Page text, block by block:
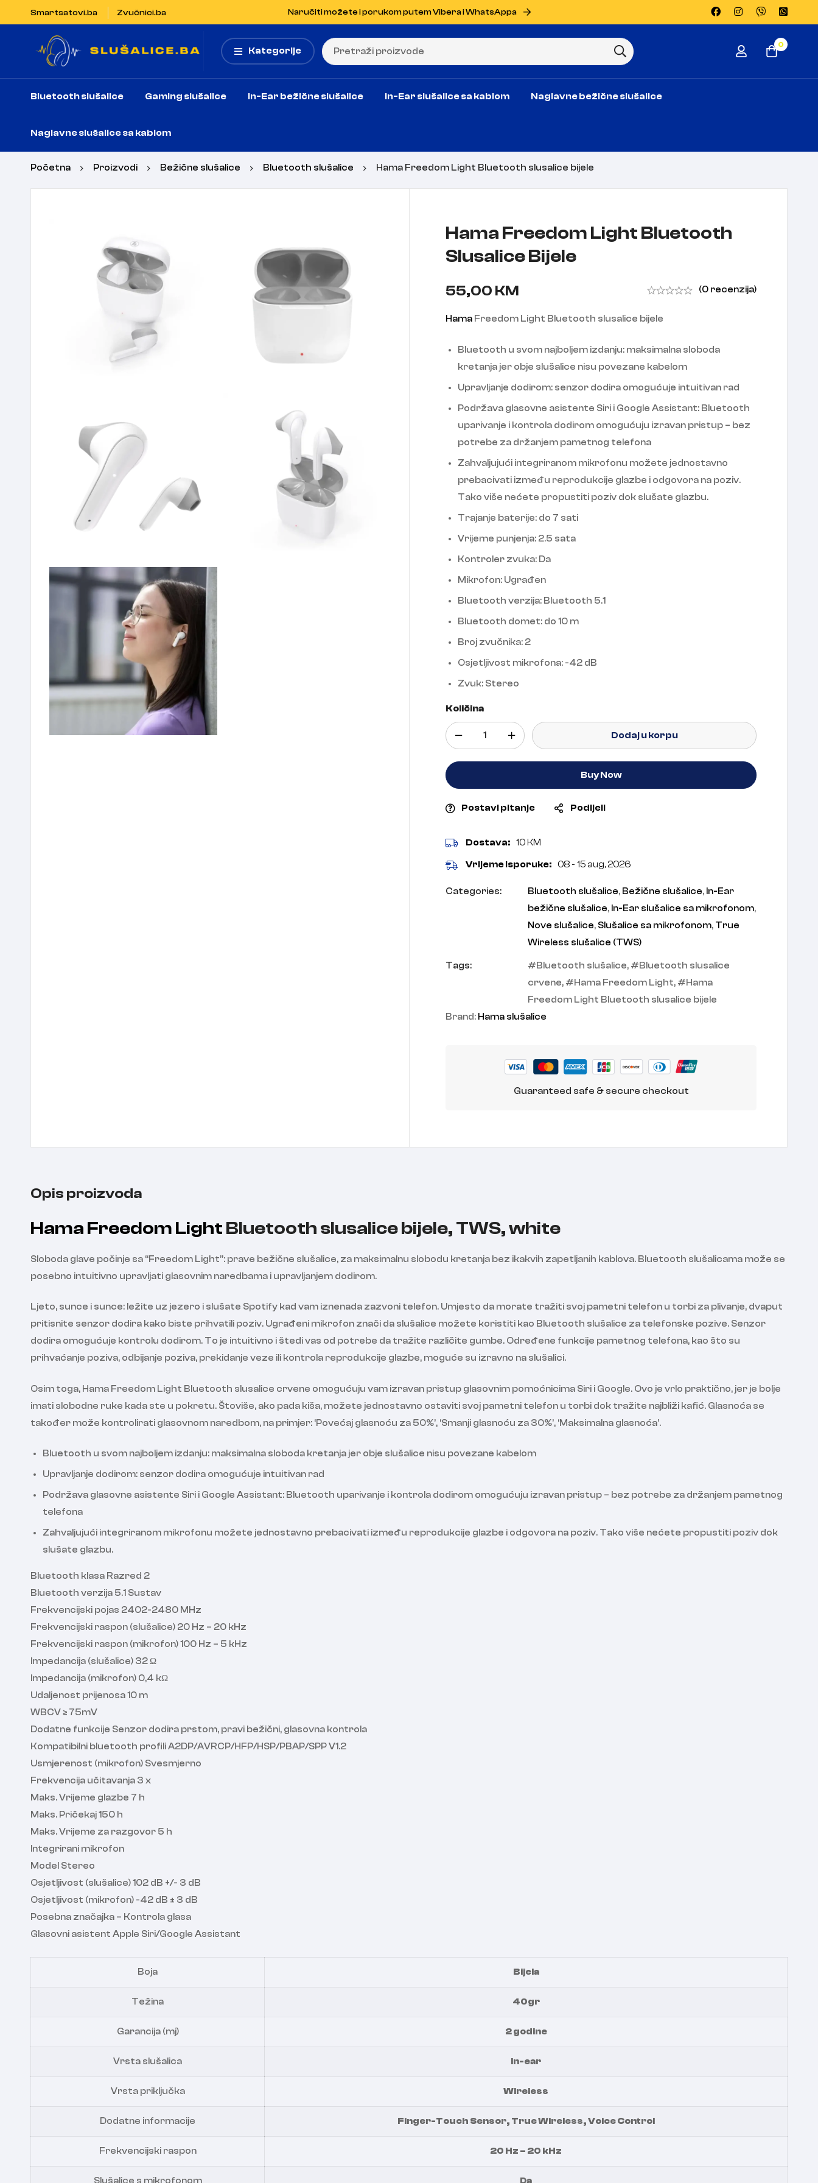
Smartsatovi.ba Zvučnici.ba Naručiti možete i porukom putem Vibera i WhatsAppa
Kategorije
0
Bluetooth slušalice Gaming slušalice In-Ear bežične slušalice In-Ear slušalice sa kablom Naglavne bežične slušalice
Naglavne slušalice sa kablom
Početna Proizvodi Bežične slušalice Bluetooth slušalice Hama Freedom Light Bluetooth slusalice bijele
Hama Freedom Light Bluetooth
Slusalice Bijele
55,00 KM (0 recenzija)
Hama Freedom Light Bluetooth slusalice bijele
Bluetooth u svom najboljem izdanju: maksimalna sloboda
kretanja jer obje slušalice nisu povezane kabelom
Upravljanje dodirom: senzor dodira omogućuje intuitivan rad
Podržava glasovne asistente Siri i Google Assistant: Bluetooth
uparivanje i kontrola dodirom omogućuju izravan pristup – bez
potrebe za držanjem pametnog telefona
Zahvaljujući integriranom mikrofonu možete jednostavno
prebacivati ​​između reprodukcije glazbe i odgovora na poziv.
Tako više nećete propustiti poziv dok slušate glazbu.
Trajanje baterije: do 7 sati
Vrijeme punjenja: 2.5 sata
Kontroler zvuka: Da
Mikrofon: Ugrađen
Bluetooth verzija: Bluetooth 5.1
Bluetooth domet: do 10 m
Broj zvučnika: 2
Osjetljivost mikrofona: -42 dB
Zvuk: Stereo
Količina
Dodaj u korpu
Buy Now
Postavi pitanje Podijeli
Dostava: 10 KM
Vrijeme isporuke: 08 - 15 aug, 2026
Categories: Bluetooth slušalice, Bežične slušalice, In-Ear
bežične slušalice, In-Ear slušalice sa mikrofonom,
Nove slušalice, Slušalice sa mikrofonom, True
Wireless slušalice (TWS)
Tags: Bluetooth slušalice,
Bluetooth slusalice
crvene, Hama Freedom Light,
Hama
Freedom Light Bluetooth slusalice bijele
Brand: Hama slušalice
Guaranteed safe & secure checkout
Opis proizvoda
Hama Freedom Light Bluetooth slusalice bijele, TWS, white
Sloboda glave počinje sa “Freedom Light”: prave bežične slušalice, za maksimalnu slobodu kretanja bez ikakvih zapetljanih kablova. Bluetooth slušalicama može se
posebno intuitivno upravljati glasovnim naredbama i upravljanjem dodirom.
Ljeto, sunce i sunce: ležite uz jezero i slušate Spotify kad vam iznenada zazvoni telefon. Umjesto da morate tražiti svoj pametni telefon u torbi za plivanje, dvaput
pritisnite senzor dodira kako biste prihvatili poziv. Ugrađeni mikrofon znači da slušalice možete koristiti kao Bluetooth slušalice za telefonske pozive. Senzor
dodira omogućuje kontrolu dodirom. To je intuitivno i štedi vas od potrebe da tražite različite gumbe. Određene funkcije pametnog telefona, kao što su
prihvaćanje poziva, odbijanje poziva, prekidanje veze ili kontrola reprodukcije glazbe, moguće su izravno na slušalici.
Osim toga, Hama Freedom Light Bluetooth slusalice crvene omogućuju vam izravan pristup glasovnim pomoćnicima Siri i Google. Ovo je vrlo praktično, jer je bolje
imati slobodne ruke kada ste u pokretu. Štoviše, ako pada kiša, možete jednostavno ostaviti svoj pametni telefon u torbi dok tražite najbliži kafić. Glasnoća se
također može kontrolirati glasovnom naredbom, na primjer: ‘Povećaj glasnoću za 50%’, ‘Smanji glasnoću za 30%’, ‘Maksimalna glasnoća’.
Bluetooth u svom najboljem izdanju: maksimalna sloboda kretanja jer obje slušalice nisu povezane kabelom
Upravljanje dodirom: senzor dodira omogućuje intuitivan rad
Podržava glasovne asistente Siri i Google Assistant: Bluetooth uparivanje i kontrola dodirom omogućuju izravan pristup – bez potrebe za držanjem pametnog
telefona
Zahvaljujući integriranom mikrofonu možete jednostavno prebacivati ​​između reprodukcije glazbe i odgovora na poziv. Tako više nećete propustiti poziv dok
slušate glazbu.
Bluetooth klasa Razred 2
Bluetooth verzija 5.1 Sustav
Frekvencijski pojas 2402-2480 MHz
Frekvencijski raspon (slušalice) 20 Hz – 20 kHz
Frekvencijski raspon (mikrofon) 100 Hz – 5 kHz
Impedancija (slušalice) 32 Ω
Impedancija (mikrofon) 0,4 kΩ
Udaljenost prijenosa 10 m
WBCV ≥ 75mV
Dodatne funkcije Senzor dodira prstom, pravi bežični, glasovna kontrola
Kompatibilni bluetooth profili A2DP/AVRCP/HFP/HSP/PBAP/SPP V1.2
Usmjerenost (mikrofon) Svesmjerno
Frekvencija učitavanja 3 x
Maks. Vrijeme glazbe 7 h
Maks. Pričekaj 150 h
Maks. Vrijeme za razgovor 5 h
Integrirani mikrofon
Model Stereo
Osjetljivost (slušalice) 102 dB +/- 3 dB
Osjetljivost (mikrofon) -42 dB ± 3 dB
Posebna značajka – Kontrola glasa
Glasovni asistent Apple Siri/Google Assistant
Boja Bijela
Težina 40gr
Garancija (mj) 2 godine
Vrsta slušalica In-ear
Vrsta priključka Wireless
Dodatne informacije Finger-Touch Sensor, True Wireless, Voice Control
Frekvencijski raspon 20 Hz – 20 kHz
Slušalice s mikrofonom Da